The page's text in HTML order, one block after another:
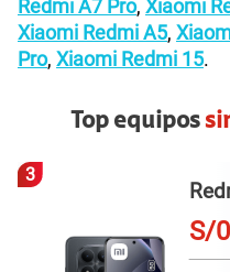
Redmi A7 Pro, Xiaomi
Xiaomi Redmi A5,
Pro, Xiaomi Redmi 15.
Top equipos
plus
mensuales